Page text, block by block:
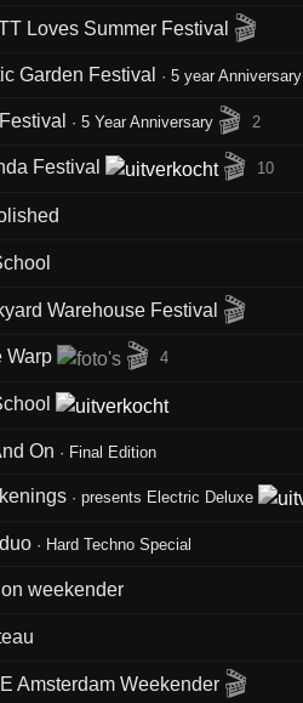
Loves Summer Festival 🎬
Garden Festival ·5 year Anniversary
·5 Year Anniversary 🎬 2
Festival 🎬 10
Warehouse Festival 🎬
Warp 🎬 4
On · Final Edition
·presents Electric Deluxe
· Hard Techno Special
weekender
Amsterdam Weekender 🎬